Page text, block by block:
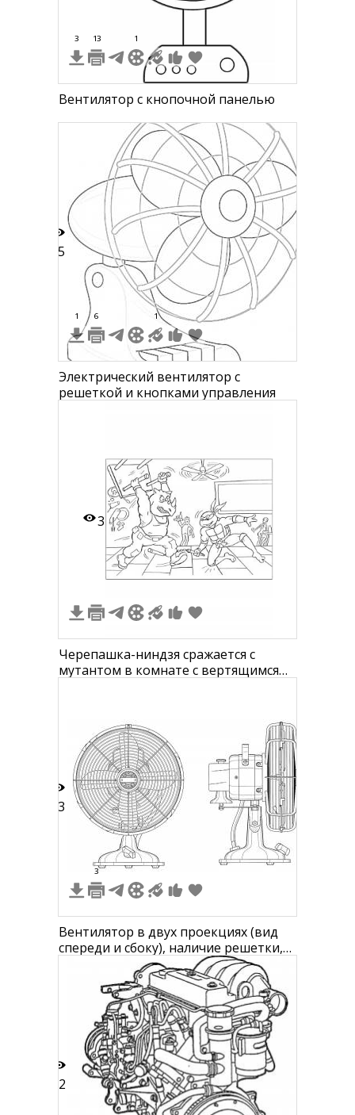
3 13 1
Вентилятор с кнопочной панелью
15
1 6 1
Электрический вентилятор с
решеткой и кнопками управления
3
Черепашка-ниндзя сражается с
мутантом в комнате с вертящимся
13
3
Вентилятор в двух проекциях (вид
спереди и сбоку), наличие решетки,
подставки и элементов управления
12